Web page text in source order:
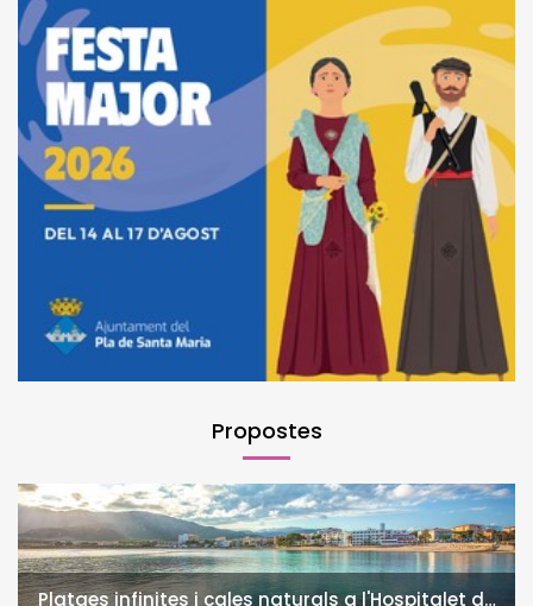
Propostes
Platges infinites i cales naturals a l'Hospitalet de